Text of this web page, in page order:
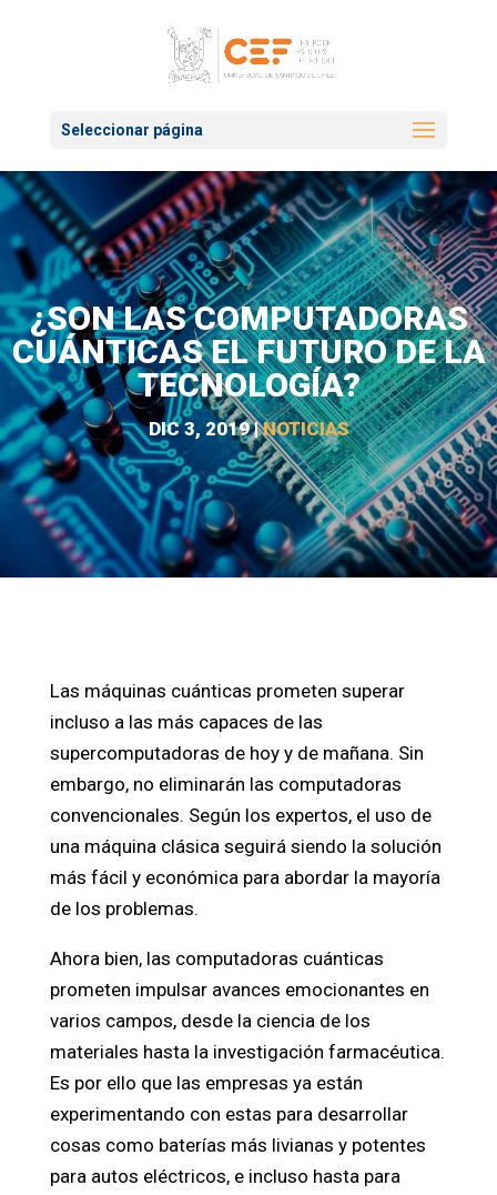
Seleccionar página
¿SON LAS COMPUTADORAS
CUÁNTICAS EL FUTURO DE LA
TECNOLOGÍA?
DIC 3, 2019|NOTICIAS
Las máquinas cuánticas prometen superar
incluso a las más capaces de las
supercomputadoras de hoy y de mañana. Sin
embargo, no eliminarán las computadoras
convencionales. Según los expertos, el uso de
una máquina clásica seguirá siendo la solución
más fácil y económica para abordar la mayoría
de los problemas.
Ahora bien, las computadoras cuánticas
prometen impulsar avances emocionantes en
varios campos, desde la ciencia de los
materiales hasta la investigación farmacéutica.
Es por ello que las empresas ya están
experimentando con estas para desarrollar
cosas como baterías más livianas y potentes
para autos eléctricos, e incluso hasta para